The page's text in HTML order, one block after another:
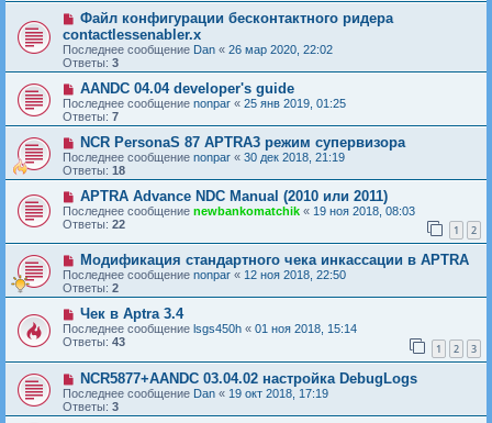
Файл конфигурации бесконтактного ридера
contactlessenabler.x
Последнее сообщение Dan « 26 мар 2020, 22:02
Ответы: 3
AANDC 04.04 developer's guide
Последнее сообщение nonpar « 25 янв 2019, 01:25
Ответы: 7
NCR PersonaS 87 APTRA3 режим супервизора
Последнее сообщение nonpar « 30 дек 2018, 21:19
Ответы: 18
APTRA Advance NDC Manual (2010 или 2011)
Последнее сообщение newbankomatchik « 19 ноя 2018, 08:03
Ответы: 22 1 2
Модификация стандартного чека инкассации в APTRA
Последнее сообщение nonpar « 12 ноя 2018, 22:50
Ответы: 2
Чек в Aptra 3.4
Последнее сообщение lsgs450h « 01 ноя 2018, 15:14
Ответы: 43 1 2 3
NCR5877+AANDC 03.04.02 настройка DebugLogs
Последнее сообщение Dan « 19 окт 2018, 17:19
Ответы: 3